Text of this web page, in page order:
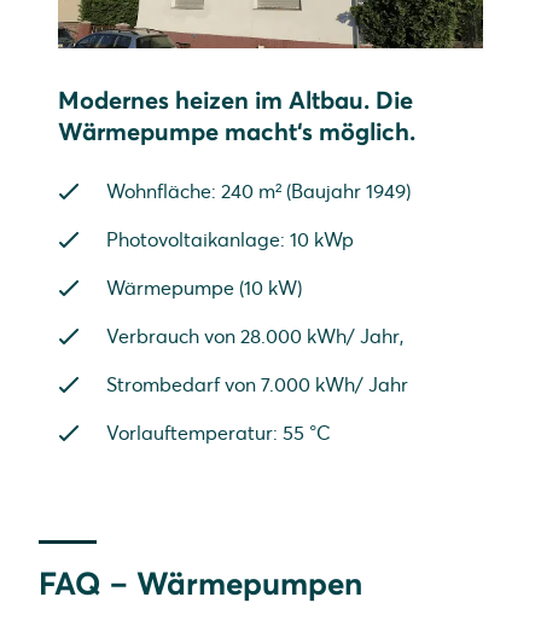
Modernes heizen im Altbau. Die
Wärmepumpe macht‘s möglich.
Wohnfläche: 240 m² (Baujahr 1949)
Photovoltaikanlage: 10 kWp
Wärmepumpe (10 kW)
Verbrauch von 28.000 kWh/ Jahr,
Strombedarf von 7.000 kWh/ Jahr
Vorlauftemperatur: 55 °C
FAQ – Wärmepumpen